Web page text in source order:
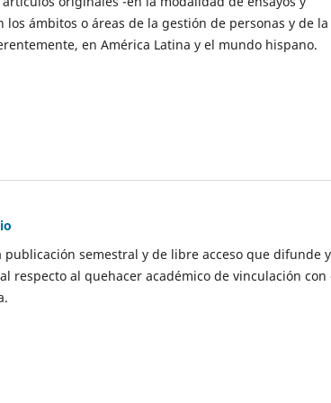
ámbitos o áreas de la gestión de personas y de la
en América Latina y el mundo hispano.
semestral y de libre acceso que difunde y
respecto al quehacer académico de vinculación con